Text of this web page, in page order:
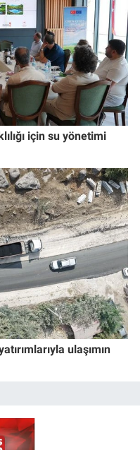
için su yönetimi
ulaşımın